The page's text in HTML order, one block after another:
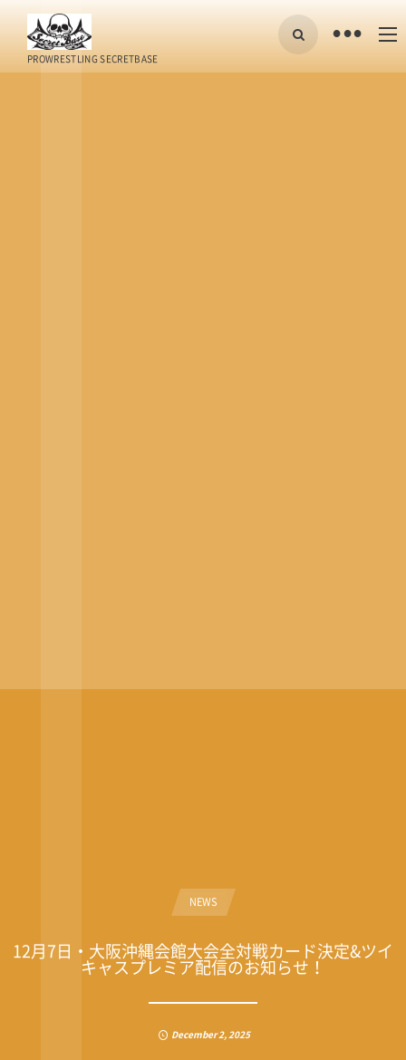
PROWRESTLING SECRETBASE
•
NEWS
12月7日・大阪沖縄会館大会全対戦カード決定&ツイ
キャスプレミア配信のお知らせ！
December2, 2025